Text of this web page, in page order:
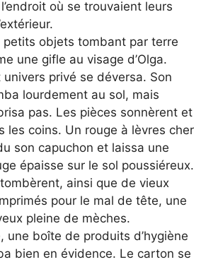
où se trouvaient leurs
petits objets tombant par terre
une gifle au visage d’Olga.
privé se déversa. Son
lourdement au sol, mais
pas. Les pièces sonnèrent et
les coins. Un rouge à lèvres cher
son capuchon et laissa une
épaisse sur le sol poussiéreux.
ainsi que de vieux
pour le mal de tête, une
pleine de mèches.
une boîte de produits d’hygiène
bien en évidence. Le carton se